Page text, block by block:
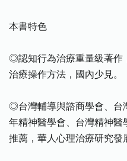
本書特色
◎認知行為治療重量級著作
治療操作方法，國內少見。
◎台灣輔導與諮商學會、台
年精神醫學會、台灣精神醫
推薦，華人心理治療研究發